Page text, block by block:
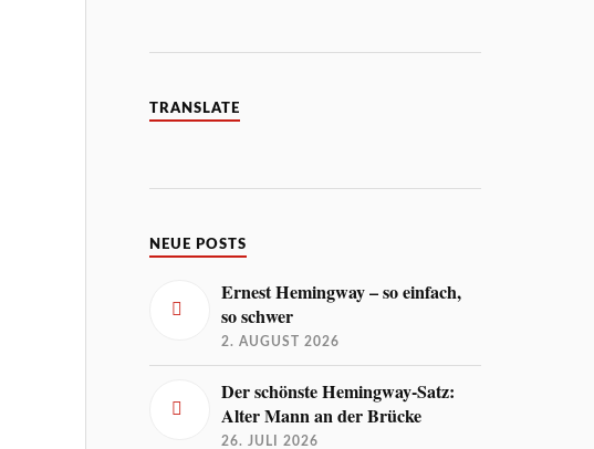
TRANSLATE
NEUE POSTS
Ernest Hemingway – so einfach,
so schwer
2. AUGUST 2026
Der schönste Hemingway-Satz:
Alter Mann an der Brücke
26. JULI 2026